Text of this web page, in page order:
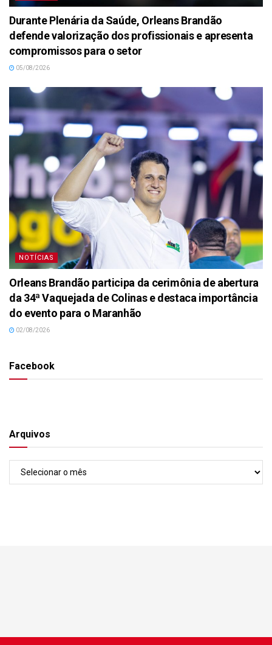
Durante Plenária da Saúde, Orleans Brandão
defende valorização dos profissionais e apresenta
compromissos para o setor
05/08/2026
NOTÍCIAS
Orleans Brandão participa da cerimônia de abertura
da 34ª Vaquejada de Colinas e destaca importância
do evento para o Maranhão
02/08/2026
Facebook
Arquivos